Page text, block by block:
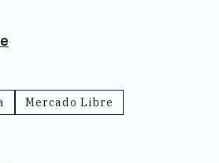
Mercado Libre